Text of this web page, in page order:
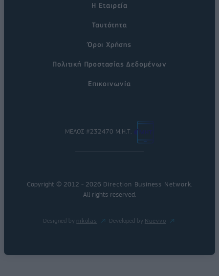
Η Εταιρεία
Ταυτότητα
Όροι Χρήσης
Πολιτική Προστασίας Δεδομένων
Επικοινωνία
ΜΕΛΟΣ #232470 Μ.Η.Τ.
Copyright © 2012 - 2026 Direction Business Network
All rights reserved.
Designed by nikolas Developed by Nuevvo